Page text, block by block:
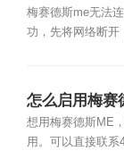
么？
梅赛德斯me无法
功，先将网络断开
怎么启用梅赛
想用梅赛德斯ME
用。可以直接联系